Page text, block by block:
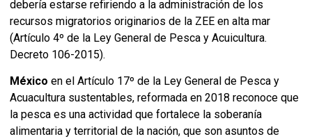
debería estarse refiriendo a la administración de los
recursos migratorios originarios de la ZEE en alta mar
(Artículo 4º de la Ley General de Pesca y Acuicultura.
Decreto 106-2015).
México en el Artículo 17º de la Ley General de Pesca y
Acuacultura sustentables, reformada en 2018 reconoce que
la pesca es una actividad que fortalece la soberanía
alimentaria y territorial de la nación, que son asuntos de